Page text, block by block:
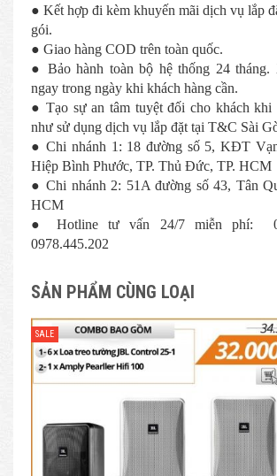
● Kết hợp đi kèm khuyến mãi dịch vụ lắp
gói.
● Giao hàng COD trên toàn quốc.
● Bảo hành toàn bộ hệ thống 24
ngay trong ngày khi khách hàng cần.
● Tạo sự an tâm tuyệt đối cho khách khi
như sử dụng dịch vụ lắp đặt tại T&C Sài
● Chi nhánh 1: 18 đường số 5, KĐT
Hiệp Bình Phước, TP. Thủ Đức, TP. HCM
● Chi nhánh 2: 51A đường số 43, Tân
HCM
● Hotline tư vấn 24/7 miễn phí:
0978.445.202
SẢN PHẨM CÙNG LOẠI
SALE